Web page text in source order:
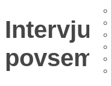
Intervju
povsem